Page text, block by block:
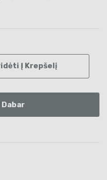
Į Krepšelį